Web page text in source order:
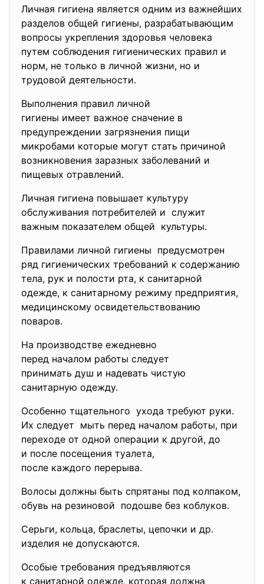
Личная гигиена является одним из важнейших
разделов общей гигиены, разрабатывающим
вопросы укрепления здоровья человека
путем соблюдения гигиенических правил и
норм, не только в личной жизни, но и
трудовой деятельности.
Выполнения правил личной
гигиены имеет важное сначение в
предупреждении загрязнения пищи
микробами которые могут стать причиной
возникновения заразных заболеваний и
пищевых отравлений.
Личная гигиена повышает культуру
обслуживания потребителей и служит
важным показателем общей культуры.
Правилами личной гигиены предусмотрен
ряд гигиенических требований к содержанию
тела, рук и полости рта, к санитарной
одежде, к санитарному режиму предприятия,
медицинскому освидетельствованию
поваров.
На производстве ежедневно
перед началом работы следует
принимать душ и надевать чистую
санитарную одежду.
Особенно тщательного ухода требуют руки.
Их следует мыть перед началом работы, при
переходе от одной операции к другой, до
и после посещения туалета,
после каждого перерыва.
Волосы должны быть спрятаны под колпаком,
обувь на резиновой подошве без коблуков.
Серьги, кольца, браслеты, цепочки и др.
изделия не допускаются.
Особые требования предъявляются
к санитарной одежде, которая должна